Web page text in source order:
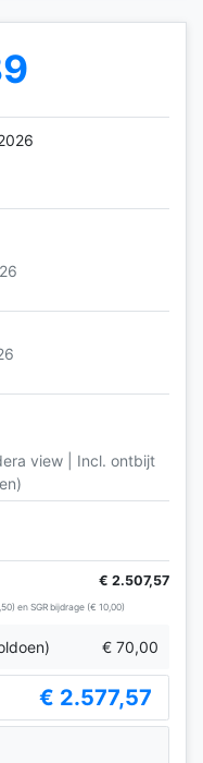
view | Incl. ontbijt
€ 2.507,57
en SGR bijdrage (€ 10,00)
€ 70,00
€ 2.577,57